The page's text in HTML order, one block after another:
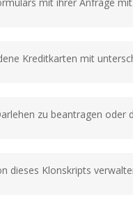
Kreditkarten mit
zu beantragen oder
dieses Klonskripts